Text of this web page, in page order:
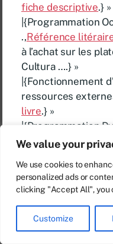
We value your
We use cookies to
personalized ads or
clicking "Accept All", you
Customize
fiche descriptive.} »
|{Programmation
.,Référence
à l’achat sur les
Cultura ….} »
|{Fonctionnement
ressources
livre.} »
|{Programmation
minutes/un serveur
minutes/une
.,Référence
réservés .,(la
AMAZON.} »